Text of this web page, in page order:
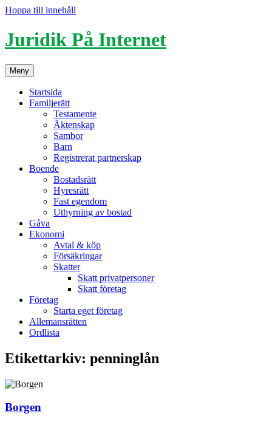
Hoppa till innehåll
Juridik På Internet
Meny
Startsida
Familjerätt
Testamente
Äktenskap
Sambor
Barn
Registrerat partnerskap
Boende
Bostadsrätt
Hyresrätt
Fast egendom
Uthyrning av bostad
Gåva
Ekonomi
Avtal & köp
Försäkringar
Skatter
Skatt privatpersoner
Skatt företag
Företag
Starta eget företag
Allemansrätten
Ordlista
Etikettarkiv: penninglån
Borgen